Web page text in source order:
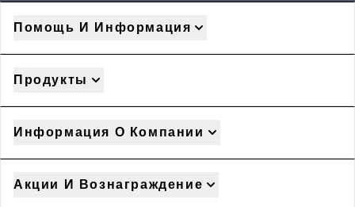
Помощь И Информация
Продукты
Информация О Компании
Акции И Вознаграждение